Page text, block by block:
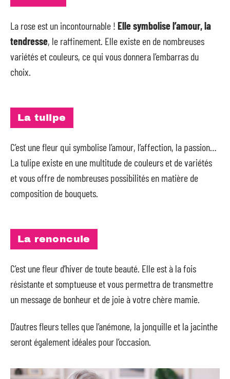
La rose est un incontournable ! Elle symbolise l’amour, la
tendresse, le raffinement. Elle existe en de nombreuses
variétés et couleurs, ce qui vous donnera l’embarras du
choix.
La tulipe
C’est une fleur qui symbolise l’amour, l’affection, la passion…
La tulipe existe en une multitude de couleurs et de variétés
et vous offre de nombreuses possibilités en matière de
composition de bouquets.
La renoncule
C’est une fleur d’hiver de toute beauté. Elle est à la fois
résistante et somptueuse et vous permettra de transmettre
un message de bonheur et de joie à votre chère mamie.
D’autres fleurs telles que l’anémone, la jonquille et la jacinthe
seront également idéales pour l’occasion.